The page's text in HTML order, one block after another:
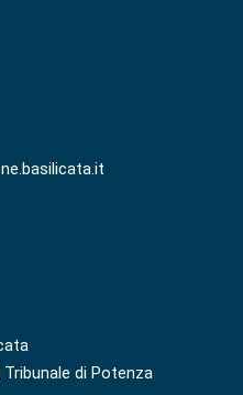
di Potenza